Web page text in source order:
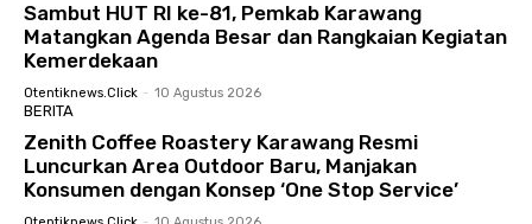
Sambut HUT RI ke-81, Pemkab Karawang
Matangkan Agenda Besar dan Rangkaian Kegiatan
Kemerdekaan
Otentiknews.click - 10 Agustus 2026
BERITA
Zenith Coffee Roastery Karawang Resmi
Luncurkan Area Outdoor Baru, Manjakan
Konsumen dengan Konsep ‘One Stop Service’